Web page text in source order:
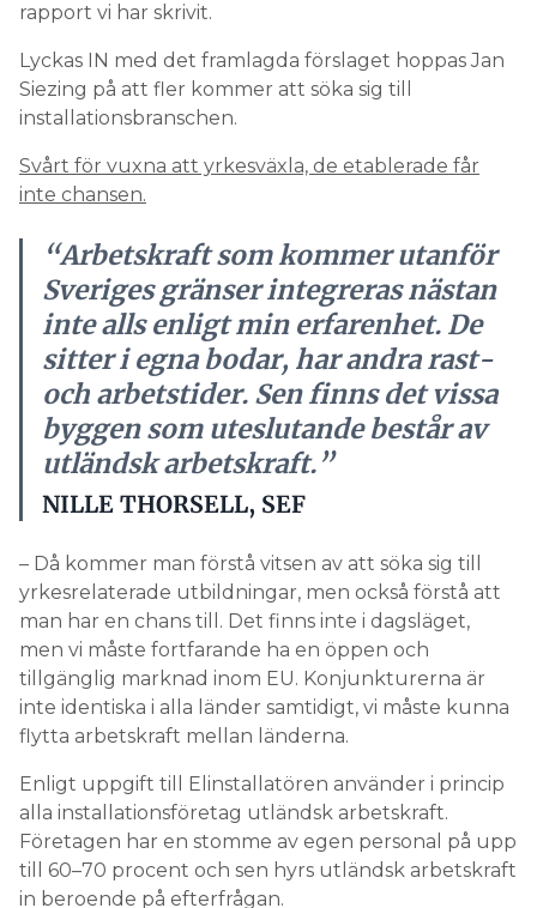
rapport vi har skrivit.
Lyckas IN med det framlagda förslaget hoppas Jan
Siezing på att fler kommer att söka sig till
installationsbranschen.
Svårt för vuxna att yrkesväxla, de etablerade får
inte chansen.
“Arbetskraft som kommer utanför
Sveriges gränser integreras nästan
inte alls enligt min erfarenhet. De
sitter i egna bodar, har andra rast-
och arbetstider. Sen finns det vissa
byggen som uteslutande består av
utländsk arbetskraft.”
NILLE THORSELL, SEF
– Då kommer man förstå vitsen av att söka sig till
yrkesrelaterade utbildningar, men också förstå att
man har en chans till. Det finns inte i dagsläget,
men vi måste fortfarande ha en öppen och
tillgänglig marknad inom EU. Konjunkturerna är
inte identiska i alla länder samtidigt, vi måste kunna
flytta arbetskraft mellan länderna.
Enligt uppgift till Elinstallatören använder i princip
alla installationsföretag utländsk arbetskraft.
Företagen har en stomme av egen personal på upp
till 60–70 procent och sen hyrs utländsk arbetskraft
in beroende på efterfrågan.